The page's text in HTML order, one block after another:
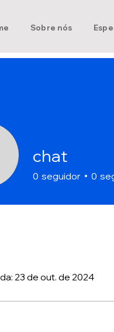
Sobre nós
23 de out. de 2024
chat
0 seguidor 0